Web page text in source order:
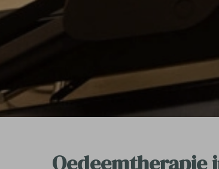
Oedeemtherapie